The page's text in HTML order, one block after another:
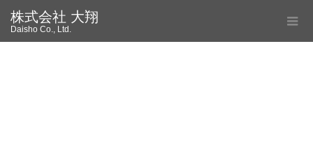
株式会社 大翔
Daisho Co., Ltd.